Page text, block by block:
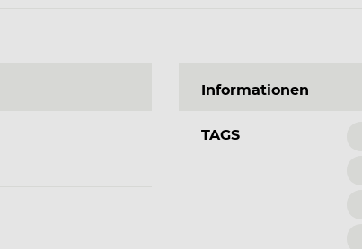
Informationen
TAGS